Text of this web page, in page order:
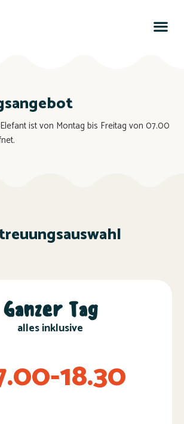
ist von Montag bis Freitag von 07.00
Ganzer Tag
alles inklusive
18.30